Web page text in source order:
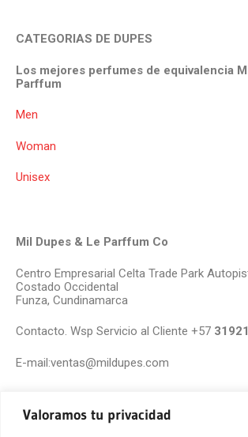
Valoramos tu privacidad
CATEGORIAS DE DUPES
Los mejores perfumes de equivalencia
Parffum
Men
Woman
Unisex
Mil Dupes & Le Parffum Co
Centro Empresarial Celta Trade Park
Costado Occidental
Funza, Cundinamarca
Contacto. Wsp Servicio al Cliente +57
E-mail:ventas@mildupes.com